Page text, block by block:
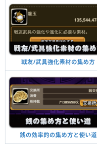
戦友/武具強化素材の集め方
銭の効率的の集め方と使い道